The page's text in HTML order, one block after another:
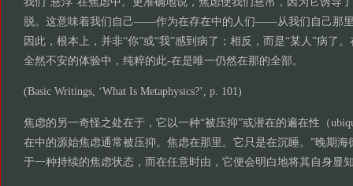
脱。这意味着我们自己——作为在存在中的人们——从我们自己那
因此，根本上，并非“你”或“我”感到病了；相反，而是“某人”病了
全然不安的体验中，纯粹的此-在是唯一仍然在那的全部。
(Basic Writings, ‘What Is Metaphysics?’, p. 101)
焦虑的另一奇怪之处在于，它以一种“被压抑”或潜在的遍在性（
在中的源始焦虑通常被压抑。焦虑在那里。它只是在沉睡。”晚期
于一种持续的焦虑状态，而在任意时由，它便会明白地将其自身显